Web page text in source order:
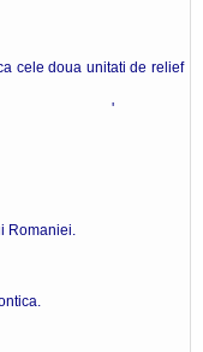
cele doua unitati de relief
'
reliefului Romaniei.
si pontica.